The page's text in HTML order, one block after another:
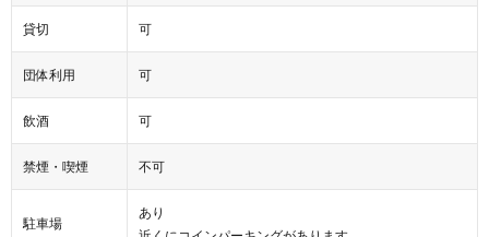
貸切 可
団体利用 可
飲酒 可
禁煙・喫煙 不可
駐車場
あり